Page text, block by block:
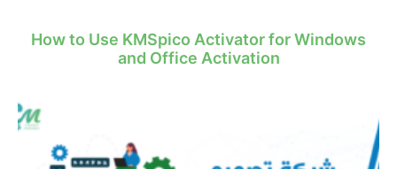
How to Use KMSpico Activator for Windows
and Office Activation